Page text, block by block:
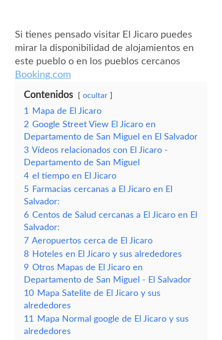
Si tienes pensado visitar El Jicaro puedes
mirar la disponibilidad de alojamientos en
este pueblo o en los pueblos cercanos
Booking.com
Contenidos ocultar
1
Mapa de El Jicaro
2 Google Street View El Jicaro en
Departamento de San Miguel en El Salvador
3 Vídeos relacionados con El Jicaro -
Departamento de San Miguel
4 el tiempo en El Jicaro
5 Farmacias cercanas a El Jicaro en El
Salvador:
6 Centos de Salud cercanas a El Jicaro en El
Salvador:
7 Aeropuertos cerca de El Jicaro
8 Hoteles en El Jicaro y sus alrededores
9 Otros Mapas de El Jicaro en
Departamento de San Miguel - El Salvador
10 Mapa Satelite de El Jicaro y sus
alrededores
11
Mapa Normal google de El Jicaro y sus
alrededores